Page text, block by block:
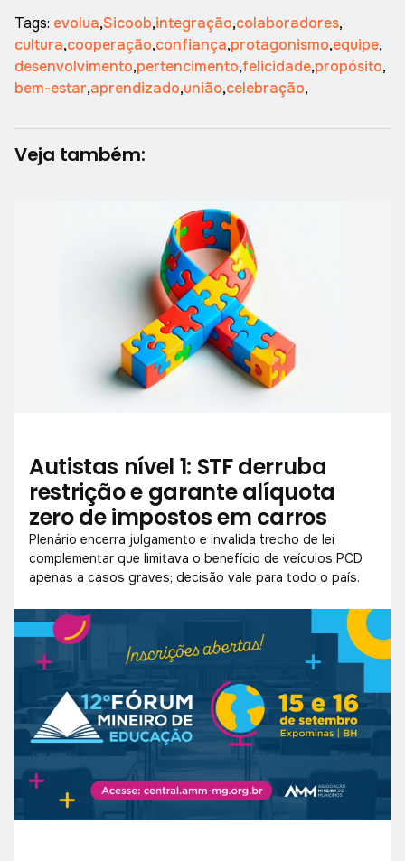
Tags: evolua,Sicoob,integração,colaboradores,
cultura,cooperação,confiança,protagonismo,equipe,
desenvolvimento,pertencimento,felicidade,propósito,
bem-estar,aprendizado,união,celebração,
Veja também:
Autistas nível 1: STF derruba
restrição e garante alíquota
zero de impostos em carros
Plenário encerra julgamento e invalida trecho de lei
complementar que limitava o benefício de veículos PCD
apenas a casos graves; decisão vale para todo o país.